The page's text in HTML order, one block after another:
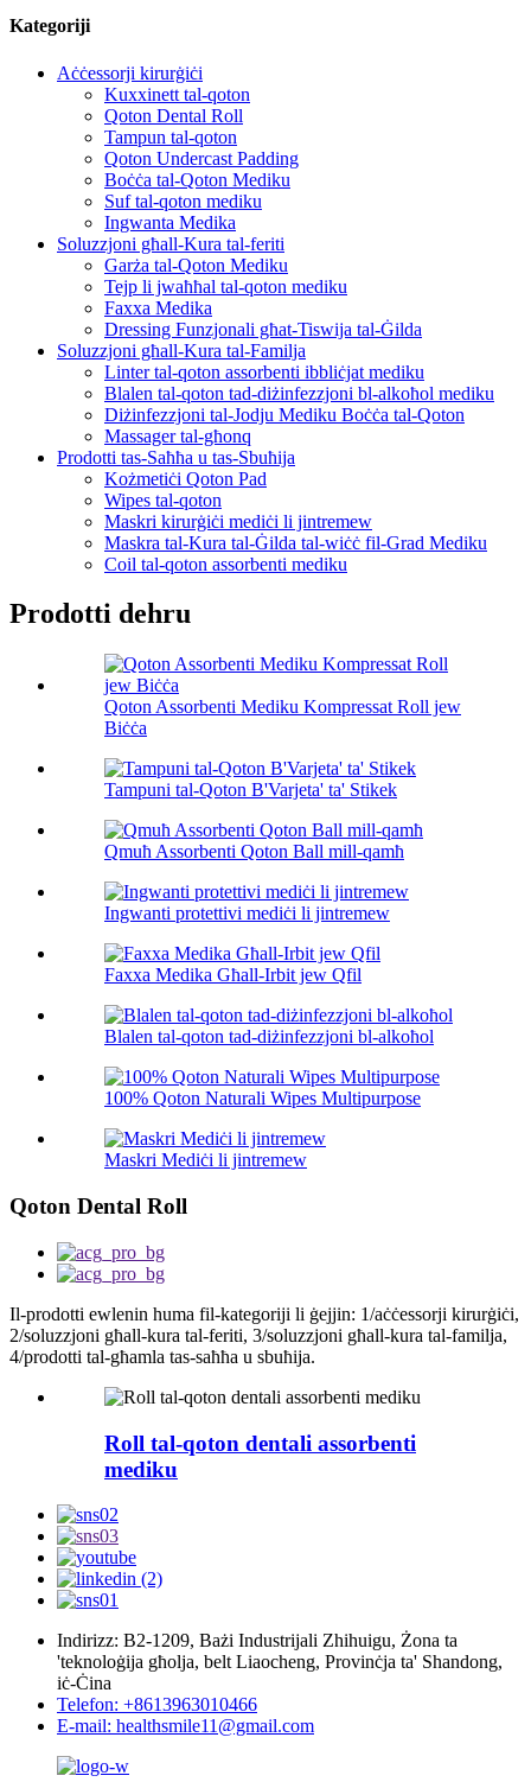
Kategoriji
Aċċessorji kirurġiċi
Kuxxinett tal-qoton
Qoton Dental Roll
Tampun tal-qoton
Qoton Undercast Padding
Boċċa tal-Qoton Mediku
Suf tal-qoton mediku
Ingwanta Medika
Soluzzjoni għall-Kura tal-feriti
Garża tal-Qoton Mediku
Tejp li jwaħħal tal-qoton mediku
Faxxa Medika
Dressing Funzjonali għat-Tiswija tal-Ġilda
Soluzzjoni għall-Kura tal-Familja
Linter tal-qoton assorbenti ibbliċjat mediku
Blalen tal-qoton tad-diżinfezzjoni bl-alkoħol mediku
Diżinfezzjoni tal-Jodju Mediku Boċċa tal-Qoton
Massager tal-għonq
Prodotti tas-Saħħa u tas-Sbuħija
Kożmetiċi Qoton Pad
Wipes tal-qoton
Maskri kirurġiċi mediċi li jintremew
Maskra tal-Kura tal-Ġilda tal-wiċċ fil-Grad Mediku
Coil tal-qoton assorbenti mediku
Prodotti dehru
Qoton Assorbenti Mediku Kompressat Roll jew
Biċċa
Tampuni tal-Qoton B'Varjeta' ta' Stikek
Qmuħ Assorbenti Qoton Ball mill-qamħ
Ingwanti protettivi mediċi li jintremew
Faxxa Medika Għall-Irbit jew Qfil
Blalen tal-qoton tad-diżinfezzjoni bl-alkoħol
100% Qoton Naturali Wipes Multipurpose
Maskri Mediċi li jintremew
Qoton Dental Roll
Il-prodotti ewlenin huma fil-kategoriji li ġejjin: 1/aċċessorji kirurġiċi,
2/soluzzjoni għall-kura tal-feriti, 3/soluzzjoni għall-kura tal-familja,
4/prodotti tal-għamla tas-saħħa u sbuħija.
Roll tal-qoton dentali assorbenti
mediku
Indirizz: B2-1209, Bażi Industrijali Zhihuigu, Żona ta
'teknoloġija għolja, belt Liaocheng, Provinċja ta' Shandong,
iċ-Ċina
Telefon: +8613963010466
E-mail: healthsmile11@gmail.com